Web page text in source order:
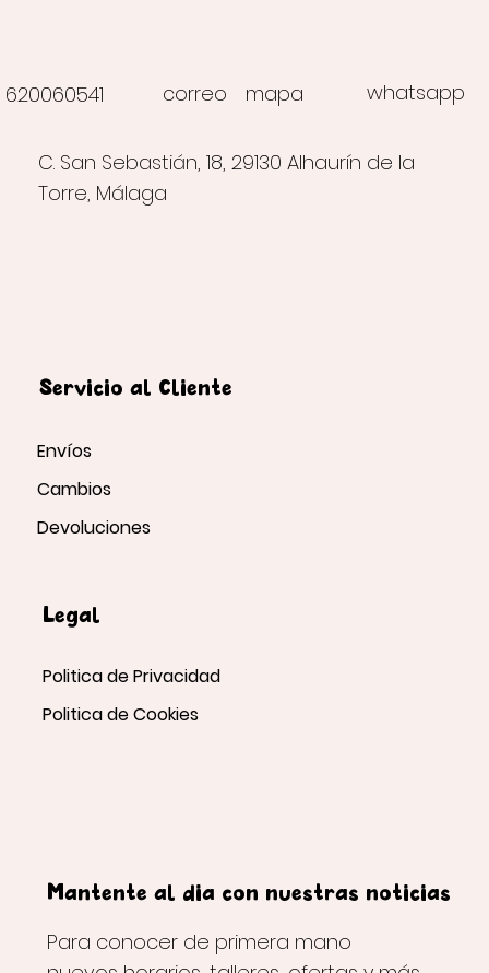
correo
620060541 whatsapp
C. San Sebastián, 18, 29130 Alhaurín de la
Torre, Málaga
mapa
Servicio al Cliente
Envíos
Cambios
Devoluciones
Legal
Politica de Privacidad
Politica de Cookies
Mantente al día con nuestras noticias
Para conocer de primera mano